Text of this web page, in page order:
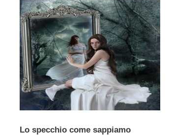
Lo specchio come sappiamo